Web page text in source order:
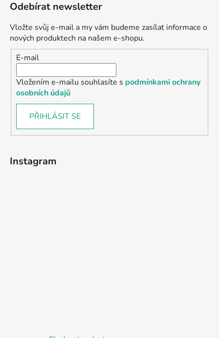
Odebírat newsletter
Vložte svůj e-mail a my vám budeme zasílat informace o
nových produktech na našem e-shopu.
E-mail
Vložením e-mailu souhlasíte s podmínkami ochrany
osobních údajů
PŘIHLÁSIT SE
Instagram